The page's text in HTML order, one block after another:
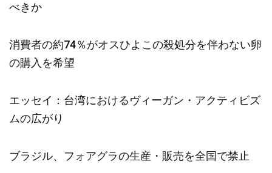
べきか
消費者の約74％がオスひよこの殺処分を伴わない卵
の購入を希望
エッセイ：台湾におけるヴィーガン・アクティビズ
ムの広がり
ブラジル、フォアグラの生産・販売を全国で禁止